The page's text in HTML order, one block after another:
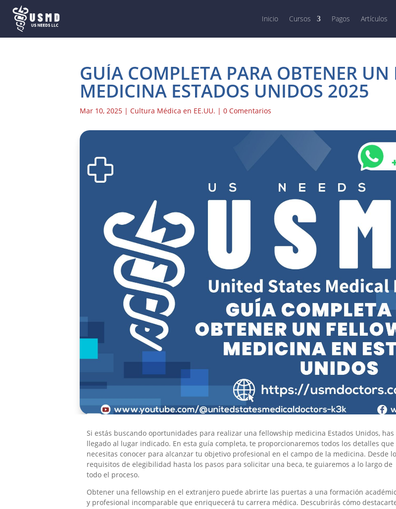
Inicio Cursos Pagos Artículos
GUÍA COMPLETA PARA OBTENER UN
MEDICINA ESTADOS UNIDOS 2025
Mar 10, 2025 |Cultura Médica en EE.UU. |0 Comentarios
Si estás buscando oportunidades para realizar una fellowship medicina Estados Unidos, has
llegado al lugar indicado. En esta guía completa, te proporcionaremos todos los detalles que
necesitas conocer para alcanzar tu objetivo profesional en el campo de la medicina. Desde
requisitos de elegibilidad hasta los pasos para solicitar una beca, te guiaremos a lo largo de
todo el proceso.
Obtener una fellowship en el extranjero puede abrirte las puertas a una formación
y profesional incomparable que enriquecerá tu carrera médica. Descubrirás cómo